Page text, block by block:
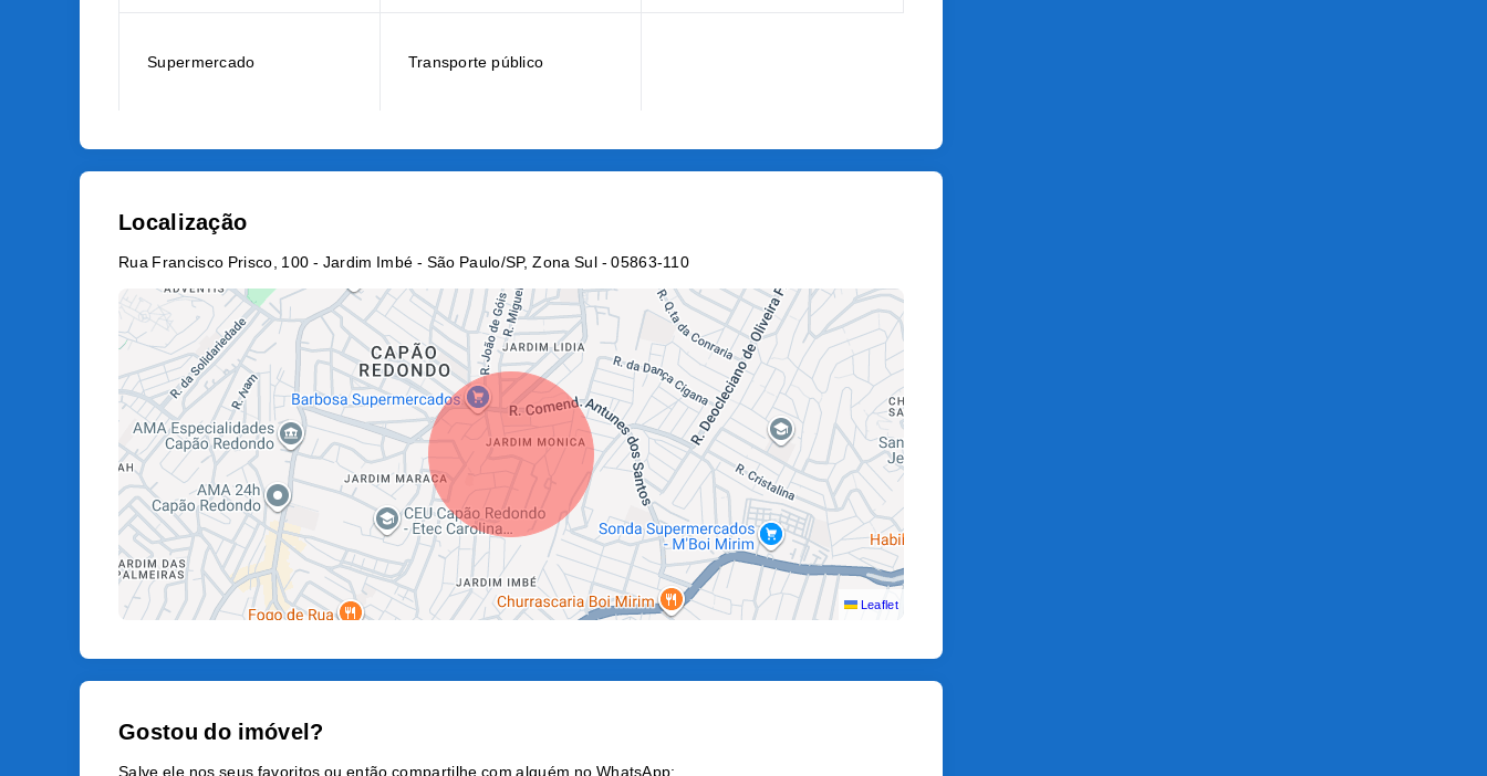
Supermercado Transporte público
Localização
Rua Francisco Prisco, 100 - Jardim Imbé - São Paulo/SP, Zona Sul - 05863-110
Leaflet
Gostou do imóvel?
Salve ele nos seus favoritos ou então compartilhe com alguém no WhatsApp: